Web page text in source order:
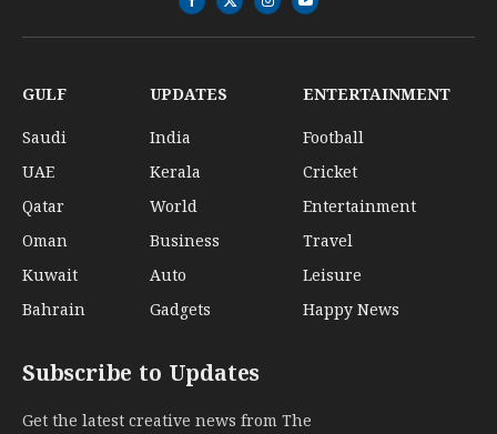
Facebook
X
(Twitter)
InstagramYouTube
GULF
Saudi
UAE
Qatar
Oman
Kuwait
Bahrain
UPDATES
India
Kerala
World
Business
Auto
Gadgets
ENTERTAINMENT
Football
Cricket
Entertainment
Travel
Leisure
Happy News
Subscribe to Updates
Get the latest creative news from The